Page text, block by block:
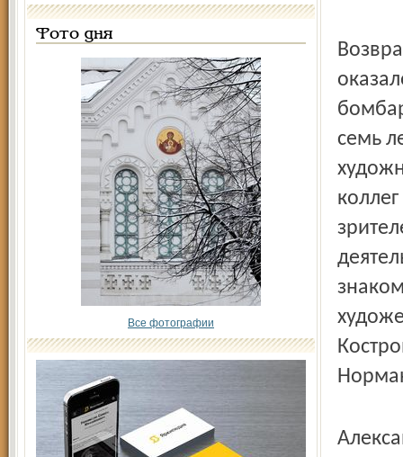
Фото дня
Все фотографии
семь